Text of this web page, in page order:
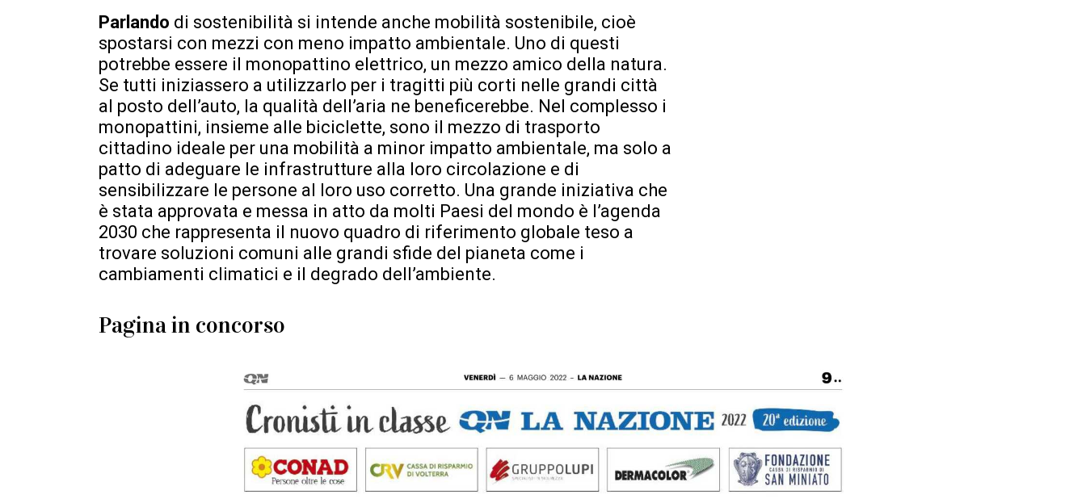
Parlando di sostenibilità si intende anche mobilità sostenibile, cioè
spostarsi con mezzi con meno impatto ambientale. Uno di questi
potrebbe essere il monopattino elettrico, un mezzo amico della natura.
Se tutti iniziassero a utilizzarlo per i tragitti più corti nelle grandi città
al posto dell’auto, la qualità dell’aria ne beneficerebbe. Nel complesso i
monopattini, insieme alle biciclette, sono il mezzo di trasporto
cittadino ideale per una mobilità a minor impatto ambientale, ma solo a
patto di adeguare le infrastrutture alla loro circolazione e di
sensibilizzare le persone al loro uso corretto. Una grande iniziativa che
è stata approvata e messa in atto da molti Paesi del mondo è l’agenda
2030 che rappresenta il nuovo quadro di riferimento globale teso a
trovare soluzioni comuni alle grandi sfide del pianeta come i
cambiamenti climatici e il degrado dell’ambiente.
Pagina in concorso